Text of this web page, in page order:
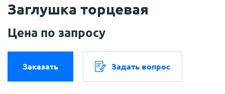
Заглушка торцевая
Цена по запросу
Заказать Задать вопрос